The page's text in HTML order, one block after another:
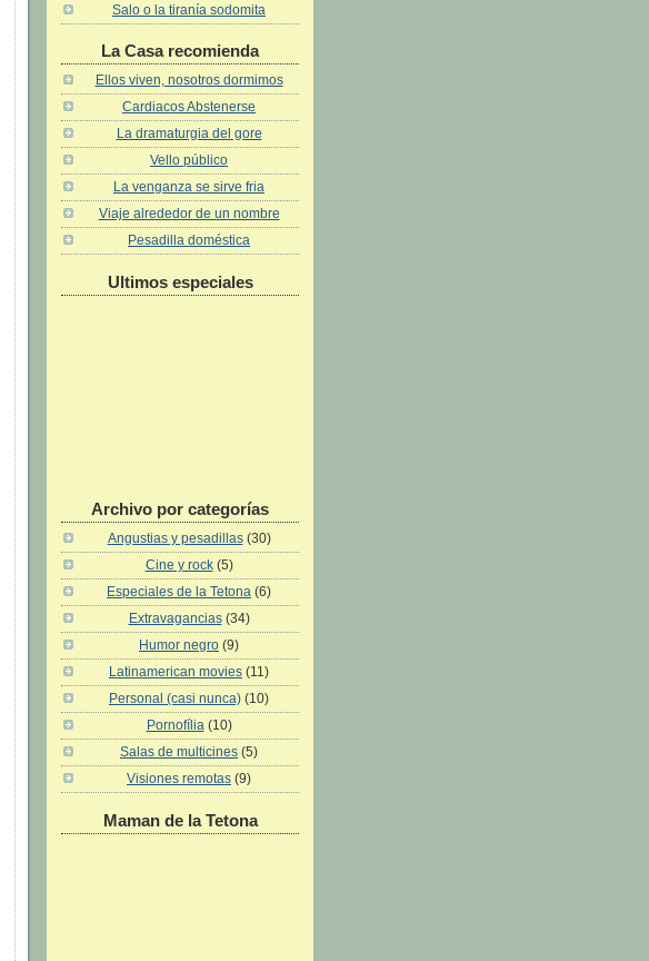
Salo o la tiranía sodomita
La Casa recomienda
Ellos viven, nosotros dormimos
Cardiacos Abstenerse
La dramaturgia del gore
Vello público
La venganza se sirve fria
Viaje alrededor de un nombre
Pesadilla doméstica
Ultimos especiales
Archivo por categorías
Angustias y pesadillas (30)
Cine y rock (5)
Especiales de la Tetona (6)
Extravagancias (34)
Humor negro (9)
Latinamerican movies (11)
Personal (casi nunca) (10)
Pornofília (10)
Salas de multicines (5)
Visiones remotas (9)
Maman de la Tetona